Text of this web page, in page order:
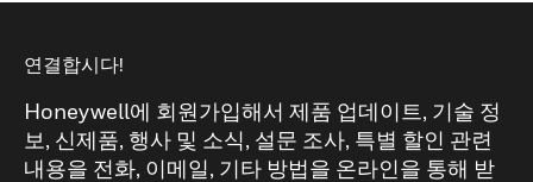
연결합시다!
Honeywell에 회원가입해서 제품 업데이트, 기술 정
보, 신제품, 행사 및 소식, 설문 조사, 특별 할인 관련
내용을 전화, 이메일, 기타 방법을 온라인을 통해 받